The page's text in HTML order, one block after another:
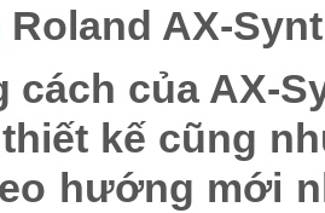
Roland AX-
cách của AX-
kế cũng
hướng mới